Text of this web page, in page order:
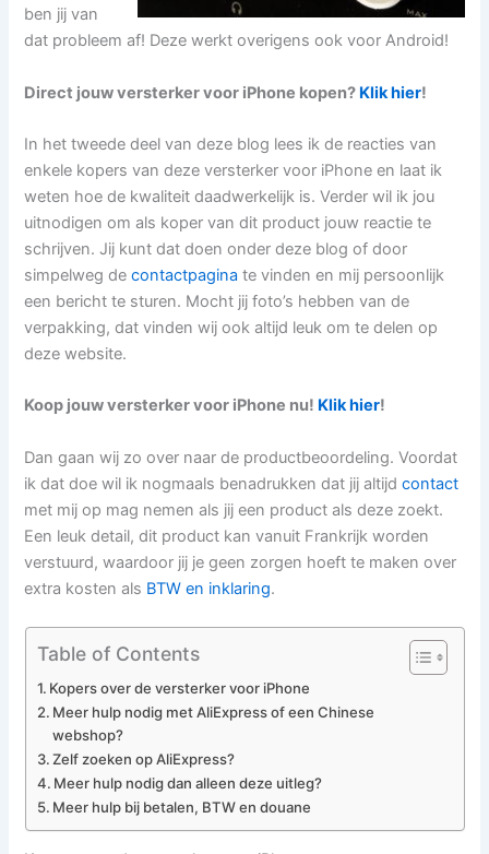
ben jij van
dat probleem af! Deze werkt overigens ook voor Android!
Direct jouw versterker voor iPhone kopen? Klik hier!
In het tweede deel van deze blog lees ik de reacties van
enkele kopers van deze versterker voor iPhone en laat ik
weten hoe de kwaliteit daadwerkelijk is. Verder wil ik jou
uitnodigen om als koper van dit product jouw reactie te
schrijven. Jij kunt dat doen onder deze blog of door
simpelweg decontactpagina te vinden en mij persoonlijk
een bericht te sturen. Mocht jij foto’s hebben van de
verpakking, dat vinden wij ook altijd leuk om te delen op
deze website.
Koop jouw versterker voor iPhone nu! Klik hier!
Dan gaan wij zo over naar de productbeoordeling. Voordat
ik dat doe wil ik nogmaals benadrukken dat jij altijdcontact
met mij op mag nemen als jij een product als deze zoekt.
Een leuk detail, dit product kan vanuit Frankrijk worden
verstuurd, waardoor jij je geen zorgen hoeft te maken over
extra kosten als BTW en inklaring.
Table of Contents
Kopers over de versterker voor iPhone
Meer hulp nodig met AliExpress of een Chinese
webshop?
Zelf zoeken op AliExpress?
Meer hulp nodig dan alleen deze uitleg?
Meer hulp bij betalen, BTW en douane